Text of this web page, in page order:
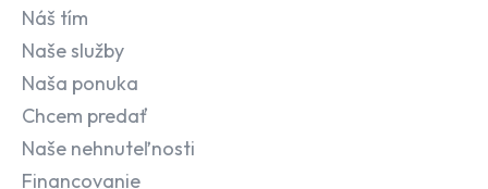
Náš tím
Naše služby
Naša ponuka
Chcem predať
Naše nehnuteľnosti
Financovanie